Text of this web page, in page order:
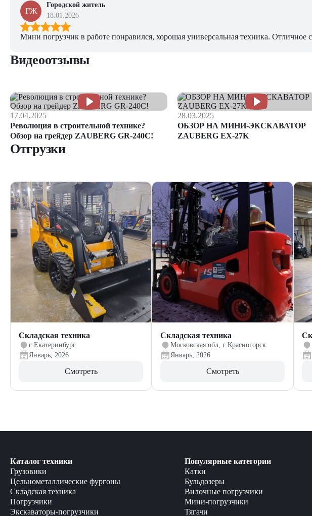
ГЖ
Городской житель
18.01.2026
Мини погрузчик в работе понравился, хорошая универсальная техника.
Видеоотзывы
17.04.2025
Революция в строительной технике?
Обзор на грейдер ZAUBERG GR-240C!
28.03.2025
ОБЗОР НА МИНИ-ЭКСКАВАТОР
ZAUBERG EX-27K
Отгрузки
Складская техника
г Екатеринбург
Январь, 2026
Смотреть
Складская техника
Московская обл, г Красногорск
Январь, 2026
Смотреть
Каталог техники
Грузовики
Цельнометаллические фургоны
Складская техника
Погрузчики
Экскаваторы-погрузчики
Популярные категории
Катки
Бульдозеры
Вилочные погрузчики
Мини-погрузчики
Тягачи